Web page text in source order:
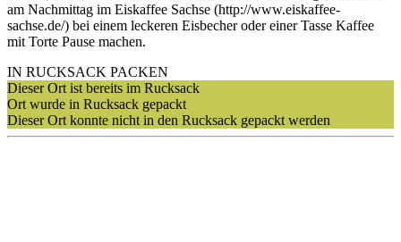
am Nachmittag im Eiskaffee Sachse (http://www.eiskaffee-
sachse.de/) bei einem leckeren Eisbecher oder einer Tasse Kaffee
mit Torte Pause machen.
IN RUCKSACK PACKEN
Dieser Ort ist bereits im Rucksack
Ort wurde in Rucksack gepackt
Dieser Ort konnte nicht in den Rucksack gepackt werden